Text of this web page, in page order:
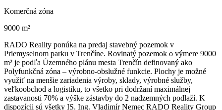
Komerčná zóna
9000 m²
RADO Reality ponúka na predaj stavebný pozemok v
Priemyselnom parku v Trenčíne. Rovinatý pozemok o výmere 9000
m² je podľa Územného plánu mesta Trenčín definovaný ako
Polyfunkčná zóna – výrobno-obslužné funkcie. Plochy je možné
využiť na menšie zariadenia výroby, sklady, výrobné služby,
veľkoobchod a logistiku, to všetko pri dodržaní maximálnej
zastavanosti 70% a výške zástavby do 2 nadzemných podlaží. K
dispozícii sú všetky IS. Ing. Vladimír Nemec RADO Reality Group